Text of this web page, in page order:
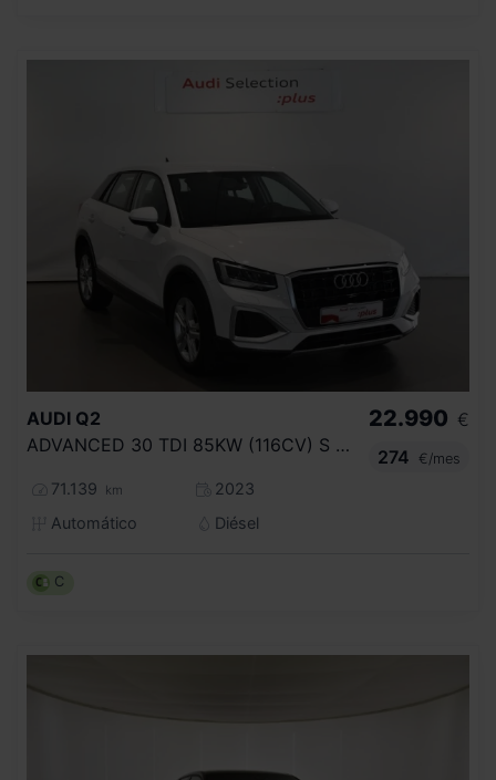
AUDI Q2
ADVANCED 30 TDI 85KW (116CV) S TRONIC
71.139 km
2023
Automático
Diésel
22.990 €
274
€/mes
C